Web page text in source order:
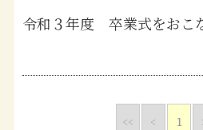
令和３年度 卒業式をおこ
<< < 1